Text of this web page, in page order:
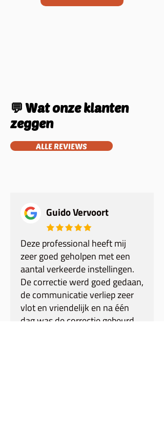
HELIS
SCHILDERWERKEN
💬 Wat onze klanten
zeggen
ALLE REVIEWS
Guido Vervoort
Deze professional heeft mij
zeer goed geholpen met een
aantal verkeerde instellingen.
De correctie werd goed gedaan,
de communicatie verliep zeer
vlot en vriendelijk en na één
dag was de correctie gebeurd.